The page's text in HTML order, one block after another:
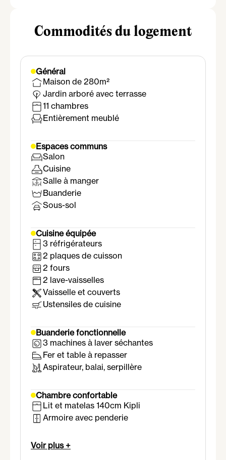
Commodités du logement
Général
Maison de 280m²
Jardin arboré avec terrasse
11 chambres
Entièrement meublé
Espaces communs
Salon
Cuisine
Salle à manger
Buanderie
Sous-sol
Cuisine équipée
3 réfrigérateurs
2 plaques de cuisson
2 fours
2 lave-vaisselles
Vaisselle et couverts
Ustensiles de cuisine
Buanderie fonctionnelle
3 machines à laver séchantes
Fer et table à repasser
Aspirateur, balai, serpillère
Chambre confortable
Lit et matelas 140cm Kipli
Armoire avec penderie
Voir plus +